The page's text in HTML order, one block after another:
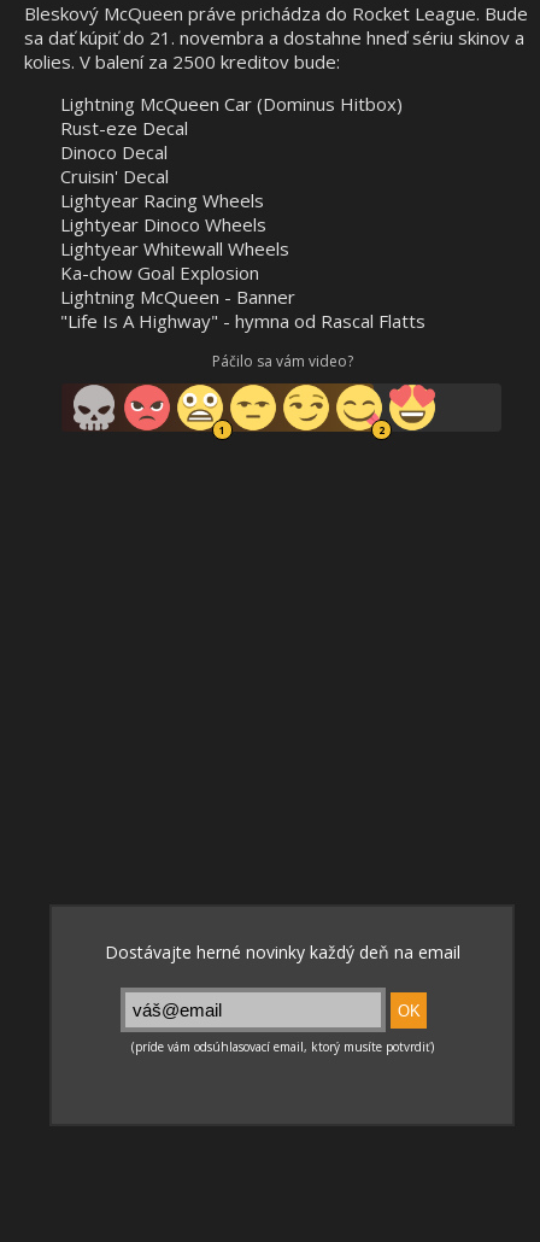
Bleskový McQueen práve prichádza do Rocket League. Bude
sa dať kúpiť do 21. novembra a dostahne hneď sériu skinov a
kolies. V balení za 2500 kreditov bude:
Lightning McQueen Car (Dominus Hitbox)
Rust-eze Decal
Dinoco Decal
Cruisin' Decal
Lightyear Racing Wheels
Lightyear Dinoco Wheels
Lightyear Whitewall Wheels
Ka-chow Goal Explosion
Lightning McQueen - Banner
"Life Is A Highway" - hymna od Rascal Flatts
Páčilo sa vám video?